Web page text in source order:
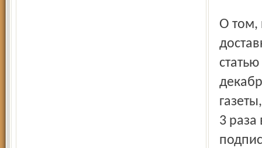
О том, как безобразно сегодня работает почта по
статью
3